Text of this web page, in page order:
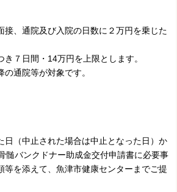
接、通院及び入院の日数に２万円を乗じた
き７日間・14万円を上限とします。
通院等が対象です。
日（中止された場合は中止となった日）か
髄バンクドナー助成金交付申請書に必要事
等を添えて、魚津市健康センターまでご提